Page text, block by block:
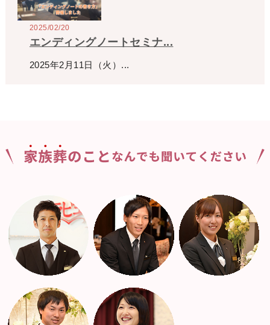
2025/02/20
エンディングノートセミナ...
2025年2月11日（火）...